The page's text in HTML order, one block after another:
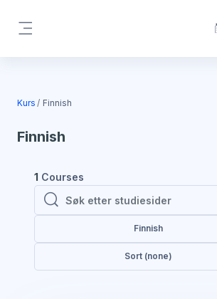
Kurs Finnish
Finnish
1 Courses
Søk etter studiesider
Søk etter studiesider
Finnish
Sort (none)